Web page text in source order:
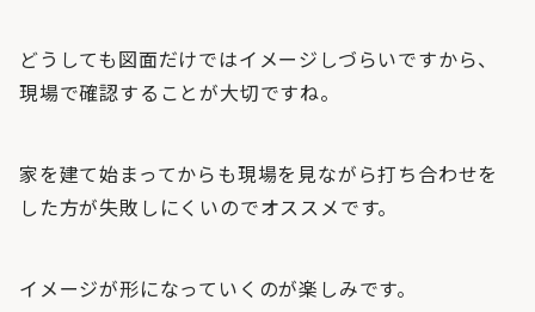
どうしても図面だけではイメージしづらいですから、
現場で確認することが大切ですね。
家を建て始まってからも現場を見ながら打ち合わせを
した方が失敗しにくいのでオススメです。
イメージが形になっていくのが楽しみです。